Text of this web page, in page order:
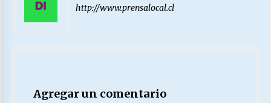
http://www.prensalocal.cl
Agregar un comentario